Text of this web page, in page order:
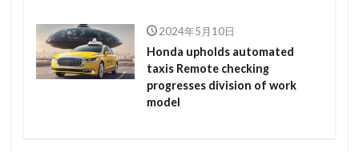
2024年5月10日
Honda upholds automated
taxis Remote checking
progresses division of work
model